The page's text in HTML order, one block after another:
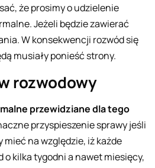
że prosimy o udzielenie
Jeżeli będzie zawierać
W konsekwencji rozwód się
musiały ponieść strony.
rozwodowy
przewidziane dla tego
przyspieszenie sprawy jeśli
na względzie, iż każde
o kilka tygodni a nawet miesięcy,